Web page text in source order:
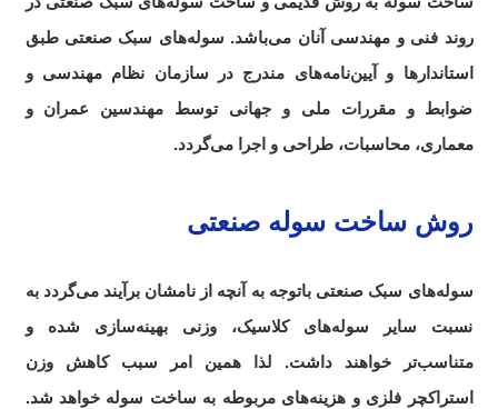
روند فنی و مهندسی آنان می‌باشد. سوله‌های سبک صنعتی طبق
استاندارها و آیین‌نامه‌های مندرج در سازمان نظام مهندسی و
ضوابط و مقررات ملی و جهانی توسط مهندسین عمران و
معماری، محاسبات، طراحی و اجرا می‌گردد.
روش ساخت سوله صنعتی
سوله‌های سبک صنعتی باتوجه به آنچه از نامشان برآیند می‌گردد به
نسبت سایر سوله‌های کلاسیک، وزنی بهینه‌سازی شده و
متناسب‌تر خواهند داشت. لذا همین امر سبب کاهش وزن
استراکچر فلزی و هزینه‌های مربوطه به ساخت سوله خواهد شد.